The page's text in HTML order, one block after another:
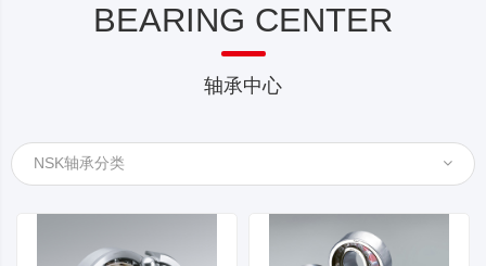
BEARING CENTER
轴承中心
NSK轴承分类